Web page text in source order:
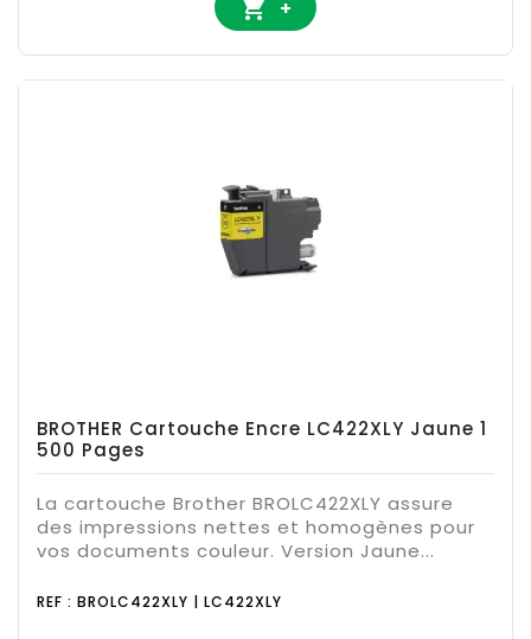
 +
BROTHER Cartouche Encre LC422XLY Jaune 1
500 Pages
La cartouche Brother BROLC422XLY assure
des impressions nettes et homogènes pour
vos documents couleur. Version Jaune...
REF : BROLC422XLY | LC422XLY